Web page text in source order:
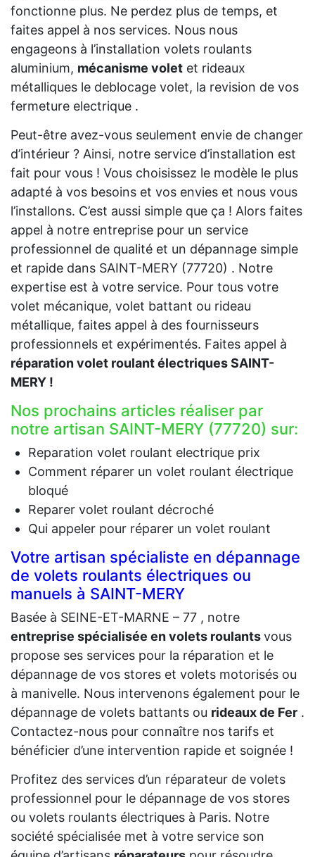
fonctionne plus. Ne perdez plus de temps, et
faites appel à nos services. Nous nous
engageons à l’installation volets roulants
aluminium, mécanisme volet et rideaux
métalliques le deblocage volet, la revision de vos
fermeture electrique .
Peut-être avez-vous seulement envie de changer
d’intérieur ? Ainsi, notre service d’installation est
fait pour vous ! Vous choisissez le modèle le plus
adapté à vos besoins et vos envies et nous vous
l’installons. C’est aussi simple que ça ! Alors faites
appel à notre entreprise pour un service
professionnel de qualité et un dépannage simple
et rapide dans SAINT-MERY (77720) . Notre
expertise est à votre service. Pour tous votre
volet mécanique, volet battant ou rideau
métallique, faites appel à des fournisseurs
professionnels et expérimentés. Faites appel à
réparation volet roulant électriques SAINT-
MERY !
Nos prochains articles réaliser par
notre artisan SAINT-MERY (77720) sur:
Reparation volet roulant electrique prix
Comment réparer un volet roulant électrique
bloqué
Reparer volet roulant décroché
Qui appeler pour réparer un volet roulant
Votre artisan spécialiste en dépannage
de volets roulants électriques ou
manuels à SAINT-MERY
Basée à SEINE-ET-MARNE – 77 , notre
entreprise spécialisée en volets roulantsvous
propose ses services pour la réparation et le
dépannage de vos stores et volets motorisés ou
à manivelle. Nous intervenons également pour le
dépannage de volets battants ou rideaux de Fer .
Contactez-nous pour connaître nos tarifs et
bénéficier d’une intervention rapide et soignée !
Profitez des services d’un réparateur de volets
professionnel pour le dépannage de vos stores
ou volets roulants électriques à Paris. Notre
société spécialisée met à votre service son